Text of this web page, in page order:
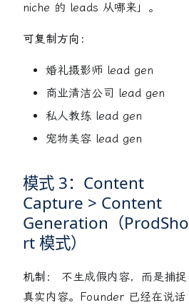
niche 的 leads 从哪来」。
可复制方向：
婚礼摄影师 lead gen
商业清洁公司 lead gen
私人教练 lead gen
宠物美容 lead gen
模式 3：Content
Capture > Content
Generation（ProdSho
rt 模式）
机制：
不生成假内容，而是捕捉
真实内容。Founder 已经在说话